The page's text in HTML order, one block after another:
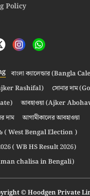
Policy
বাংলা ক্যালেন্ডার (Bangla
Rashifal)
সোনার দাম
আবহাওয়া (Ajker
দাম
আগামীকালের আবহাওয়া
( West Bengal Election )
2026 ( WB HS Result 2026)
chalisa in Bengali)
© Hoodgen Private